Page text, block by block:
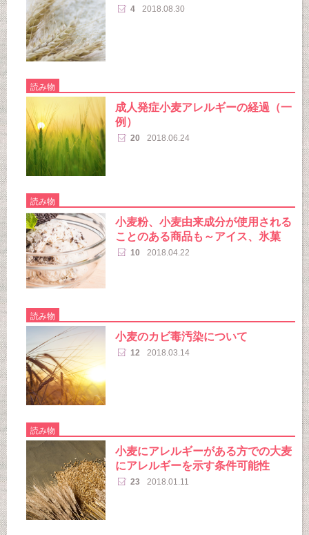
4 2018.08.30
読み物
成人発症小麦アレルギーの経過（一
例）
20 2018.06.24
読み物
小麦粉、小麦由来成分が使用される
ことのある商品も～アイス、氷菓
10 2018.04.22
読み物
小麦のカビ毒汚染について
12 2018.03.14
読み物
小麦にアレルギーがある方での大麦
にアレルギーを示す条件可能性
23 2018.01.11